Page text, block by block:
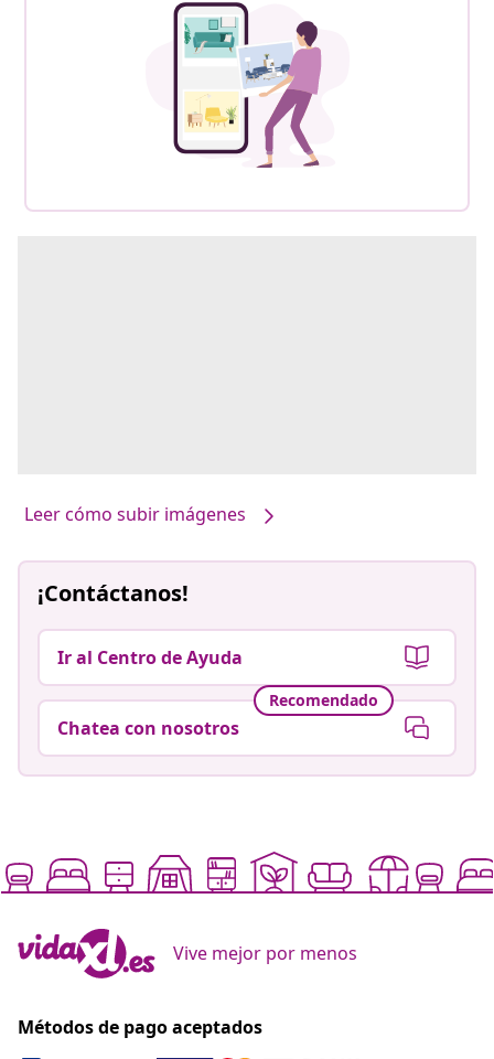
Leer cómo subir imágenes
¡Contáctanos!
Ir al Centro de Ayuda
Recomendado
Chatea con nosotros
Vive mejor por menos
Métodos de pago aceptados